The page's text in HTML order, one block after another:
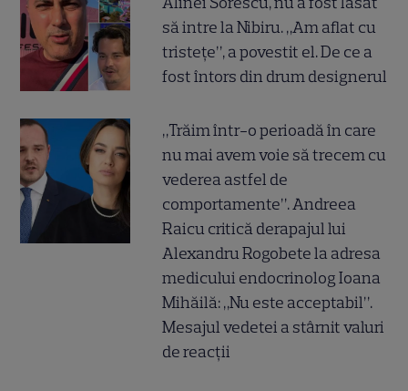
să intre la Nibiru. „Am aflat cu
tristețe”, a povestit el. De ce a
fost întors din drum designerul
„Trăim într-o perioadă în care
nu mai avem voie să trecem cu
vederea astfel de
comportamente”. Andreea
Raicu critică derapajul lui
Alexandru Rogobete la adresa
medicului endocrinolog Ioana
Mihăilă: „Nu este acceptabil”.
Mesajul vedetei a stârnit valuri
de reacții